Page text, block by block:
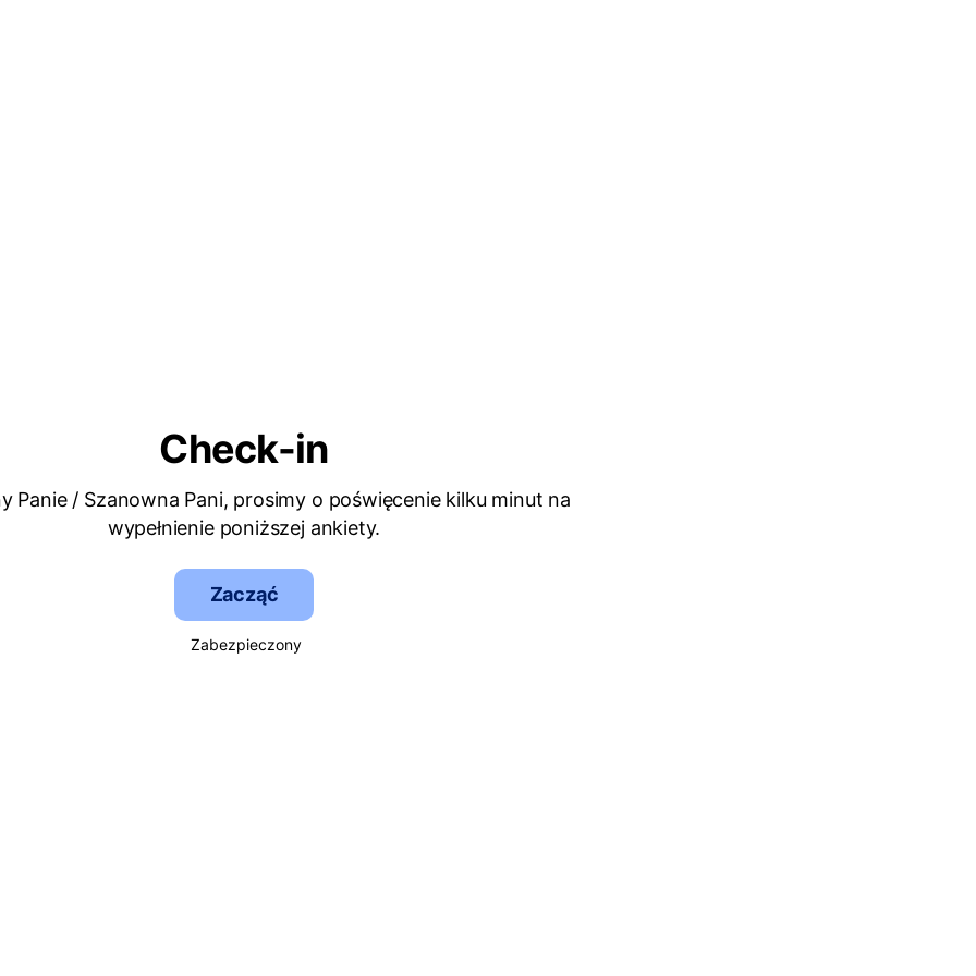
Check-in
Panie / Szanowna Pani, prosimy o poświęcenie kilku minut na
wypełnienie poniższej ankiety.
Zacząć
Zabezpieczony